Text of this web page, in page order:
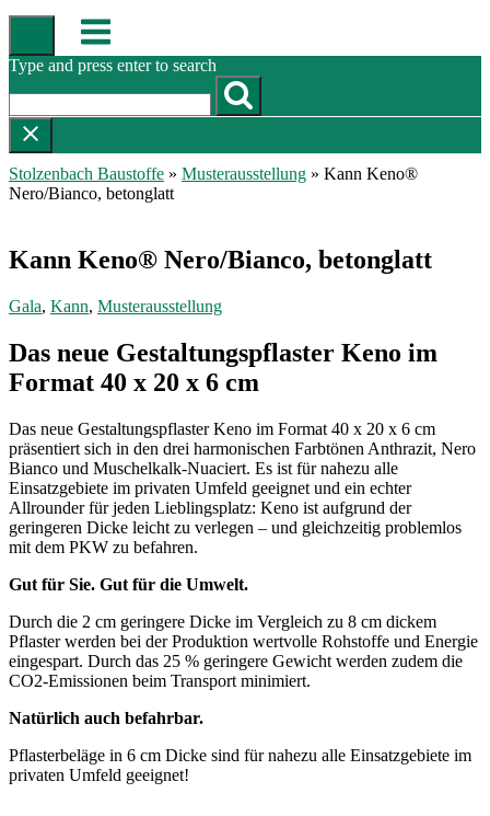
Skip
content
Menu
Type and press enter to search
Stolzenbach Baustoffe » Musterausstellung » Kann Keno®
Nero/Bianco, betonglatt
Kann Keno® Nero/Bianco, betonglatt
Gala, Kann, Musterausstellung
Das neue Gestaltungspflaster Keno im
Format 40 x 20 x 6 cm
Das neue Gestaltungspflaster Keno im Format 40 x 20 x 6 cm
präsentiert sich in den drei harmonischen Farbtönen Anthrazit, Nero
Bianco und Muschelkalk-Nuaciert. Es ist für nahezu alle
Einsatzgebiete im privaten Umfeld geeignet und ein echter
Allrounder für jeden Lieblingsplatz: Keno ist aufgrund der
geringeren Dicke leicht zu verlegen – und gleichzeitig problemlos
mit dem PKW zu befahren.
Gut für Sie. Gut für die Umwelt.
Durch die 2 cm geringere Dicke im Vergleich zu 8 cm dickem
Pflaster werden bei der Produktion wertvolle Rohstoffe und Energie
eingespart. Durch das 25 % geringere Gewicht werden zudem die
CO2-Emissionen beim Transport minimiert.
Natürlich auch befahrbar.
Pflasterbeläge in 6 cm Dicke sind für nahezu alle Einsatzgebiete im
privaten Umfeld geeignet!